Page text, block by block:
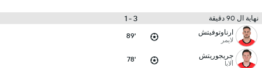
نهاية ال 90 دقيقة 3 - 1
ارناوتوفيتش
لايمر 89'
جريجوريتش
ألابا 78'